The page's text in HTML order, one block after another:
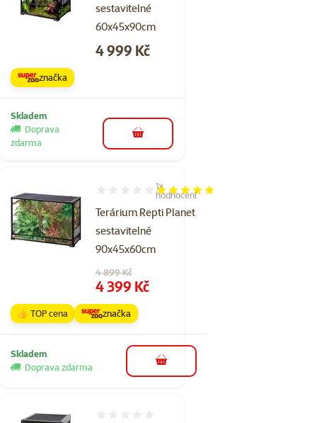
sestavitelné
60x45x90cm
Cena
4 999 Kč
značka
Skladem
Doprava
zdarma
do košíku
Terárium Repti Planet
sestavitelné
90x45x60cm
Hodnocení 100%, počet hodnocení: 1
1×
hodnocení
Původní cena
4 899 Kč
Cena
4 399 Kč
👍 TOP cena značka
Skladem
Doprava zdarma
do košíku